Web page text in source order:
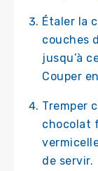
Étaler la
couches
jusqu’à
Couper
Tremper
chocolat
de servir.